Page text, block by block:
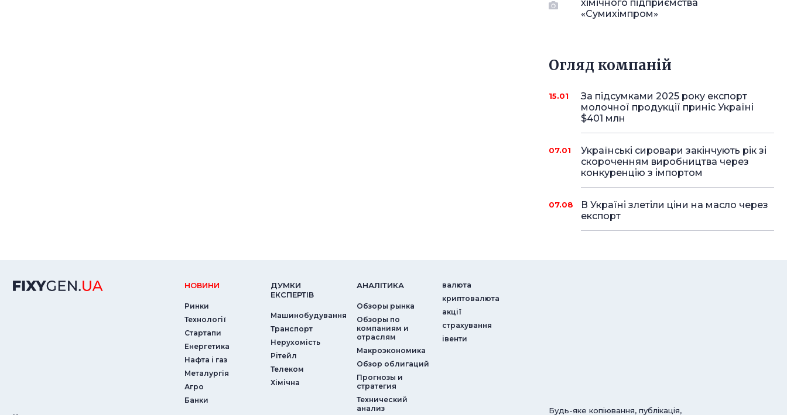
хімічного підприємства
«Сумихімпром»
Огляд компаній
15.01
За підсумками 2025 року експорт
молочної продукції приніс Україні
$401 млн
07.01
Українські сировари закінчують рік зі
скороченням виробництва через
конкуренцію з імпортом
07.08
В Україні злетіли ціни на масло через
експорт
НОВИНИ
Ринки
Технології
Стартапи
Енергетика
Нафта і газ
Металургія
Агро
Банки
ДУМКИ
ЕКСПЕРТIВ
Машинобудування
Транспорт
Нерухомість
Рітейл
Телеком
Хімічна
АНАЛIТИКА
Обзоры рынка
Обзоры по
компаниям и
отраслям
Макроэкономика
Обзор облигаций
Прогнозы и
стратегия
Технический
анализ
валюта
криптовалюта
акції
страхування
iвенти
Будь-яке копіювання, публікація,